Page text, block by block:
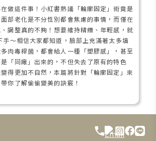
做這件事！小紅書熱議「輪廓固定」術竟是
部老化是不分性別都會焦慮的事情，而僅在
調整真的不夠！想要維持精緻、年輕感，就
手～相信大家都知道，臉部上充滿著太多填
肉毒桿菌，都會給人一種「塑膠感」，甚至
「同廠」出來的，不但失去了原有的特色
得更加不自然，本篇將針對「輪廓固定」來
你了解偷偷變美的訣竅！